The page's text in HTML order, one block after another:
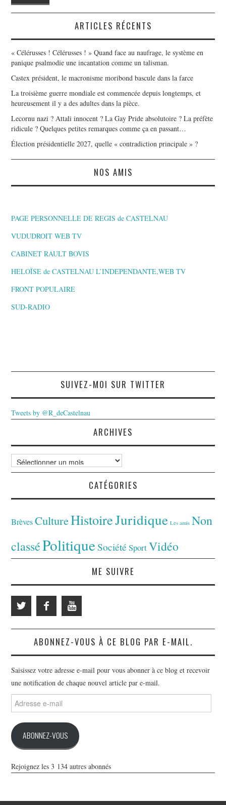
ARTICLES RÉCENTS
« Célérusses ! Célérusses ! » Quand face au naufrage, le système en
panique psalmodie une incantation comme un talisman.
Castex président, le macronisme moribond bascule dans la farce
La troisième guerre mondiale est commencée depuis longtemps, et
heureusement il y a des adultes dans la pièce.
Lecornu nazi ? Attali innocent ? La Gay Pride absolutoire ? La préfète
ridicule ? Quelques petites remarques comme ça en passant…
Élection présidentielle 2027, quelle « contradiction principale » ?
NOS AMIS
PAGE PERSONNELLE DE REGIS de CASTELNAU
VUDUDROIT WEB TV
CABINET RAULT BOVIS
HELOÏSE de CASTELNAU L’INDEPENDANTE,WEB TV
FRONT POPULAIRE
SUD-RADIO
SUIVEZ-MOI SUR TWITTER
Tweets by @R_deCastelnau
ARCHIVES
Archives
CATÉGORIES
Brèves CultureHistoireJuridique Les amis Non
classéPolitiqueSociété SportVidéo
ME SUIVRE
ABONNEZ-VOUS À CE BLOG PAR E-MAIL.
Saisissez votre adresse e-mail pour vous abonner à ce blog et recevoir
une notification de chaque nouvel article par e-mail.
Adresse
e-
ABONNEZ-VOUS
Rejoignez les 3 134 autres abonnés